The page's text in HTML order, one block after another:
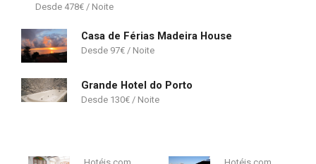
478€
Casa de Férias Madeira House
97€
Grande Hotel do Porto
130€